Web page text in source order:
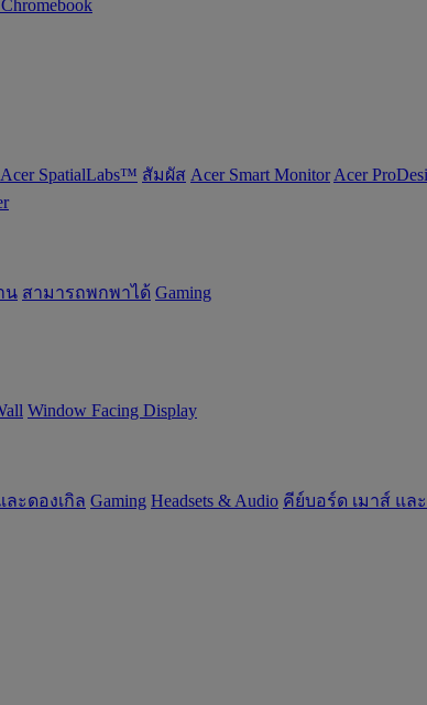
Acer SpatialLabs™ สัมผัส Acer Smart Monitor Acer
น สามารถพกพาได้ Gaming
Window Facing Display
ละดองเกิล Gaming ‌Headsets & Audio คีย์บอร์ด เมาส์ แล